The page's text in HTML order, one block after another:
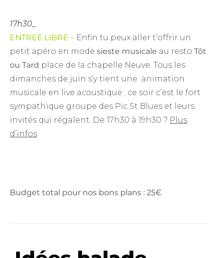
17h30_
ENTREE LIBRE – Enfin tu peux aller t’offrir un
petit apéro en mode sieste musicale au resto Tôt
ou Tard place de la chapelle Neuve. Tous les
dimanches de juin s’y tient une animation
musicale en live acoustique ; ce soir c’est le fort
sympathique groupe des Pic St Blues et leurs
invités qui régalent. De 17h30 à 19h30 ? Plus
d’infos
Budget total pour nos bons plans : 25€